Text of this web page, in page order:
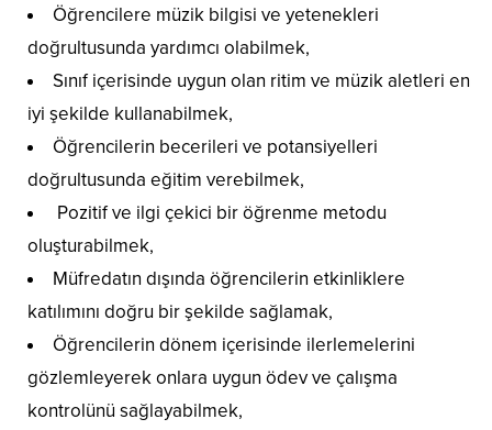
Öğrencilere müzik bilgisi ve yetenekleri
doğrultusunda yardımcı olabilmek,
Sınıf içerisinde uygun olan ritim ve müzik aletleri en
iyi şekilde kullanabilmek,
Öğrencilerin becerileri ve potansiyelleri
doğrultusunda eğitim verebilmek,
Pozitif ve ilgi çekici bir öğrenme metodu
oluşturabilmek,
Müfredatın dışında öğrencilerin etkinliklere
katılımını doğru bir şekilde sağlamak,
Öğrencilerin dönem içerisinde ilerlemelerini
gözlemleyerek onlara uygun ödev ve çalışma
kontrolünü sağlayabilmek,